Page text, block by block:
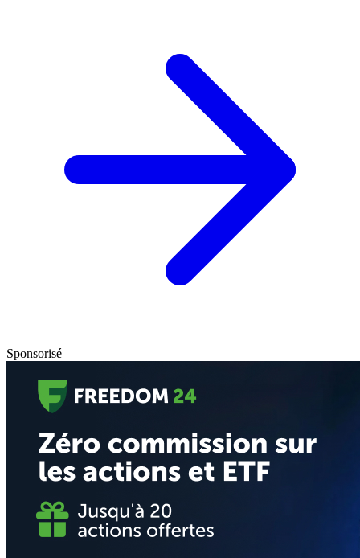
Sponsorisé